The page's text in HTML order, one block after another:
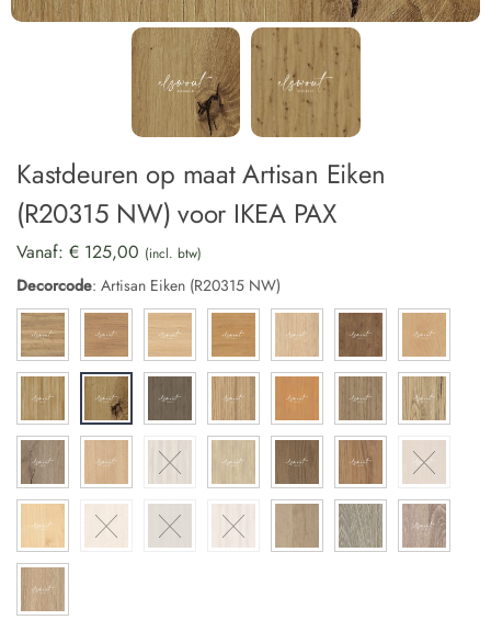
Kastdeuren op maat Artisan Eiken
(R20315 NW) voor IKEA PAX
Vanaf: € 125,00 (incl. btw)
Decorcode: Artisan Eiken (R20315 NW)